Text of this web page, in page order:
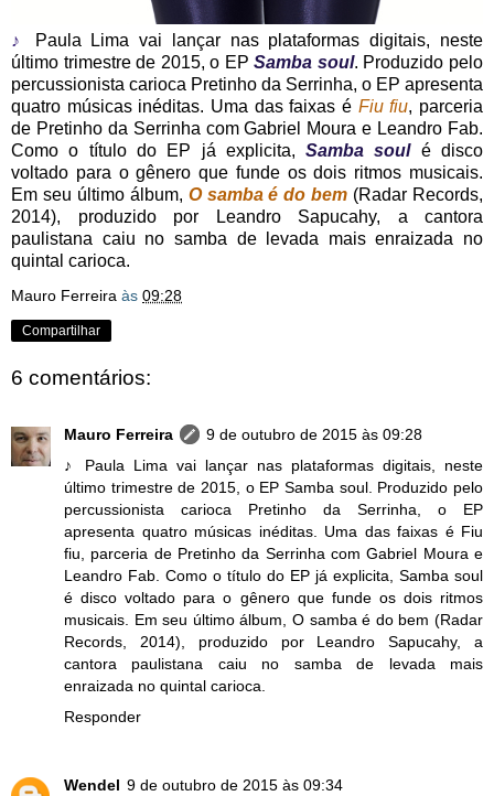
♪
Paula Lima vai lançar nas plataformas digitais, neste
último trimestre de 2015, o EPSamba soul. Produzido pelo
percussionista carioca Pretinho da Serrinha, o EP apresenta
quatro músicas inéditas. Uma das faixas é Fiu fiu, parceria
de Pretinho da Serrinha com Gabriel Moura e Leandro Fab.
Como o título do EP já explicita,Samba soulé disco
voltado para o gênero que funde os dois ritmos musicais.
Em seu último álbum, O samba é do bem (Radar Records,
2014), produzido por Leandro Sapucahy, a cantora
paulistana caiu no samba de levada mais enraizada no
quintal carioca.
Mauro Ferreira às 09:28
Compartilhar
6 comentários:
Mauro Ferreira
9 de outubro de 2015 às 09:28
♪ Paula Lima vai lançar nas plataformas digitais, neste
último trimestre de 2015, o EP Samba soul. Produzido pelo
percussionista carioca Pretinho da Serrinha, o EP
apresenta quatro músicas inéditas. Uma das faixas é Fiu
fiu, parceria de Pretinho da Serrinha com Gabriel Moura e
Leandro Fab. Como o título do EP já explicita, Samba soul
é disco voltado para o gênero que funde os dois ritmos
musicais. Em seu último álbum, O samba é do bem (Radar
Records, 2014), produzido por Leandro Sapucahy, a
cantora paulistana caiu no samba de levada mais
enraizada no quintal carioca.
Responder
Wendel 9 de outubro de 2015 às 09:34